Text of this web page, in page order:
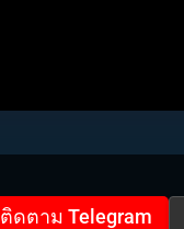
ติดตาม Telegram